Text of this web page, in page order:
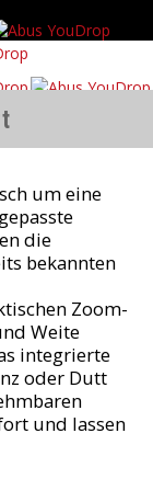
um eine
die
bekannten
Zoom-
Weite
integrierte
oder Dutt
und lassen